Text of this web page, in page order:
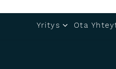
Yritys Ota